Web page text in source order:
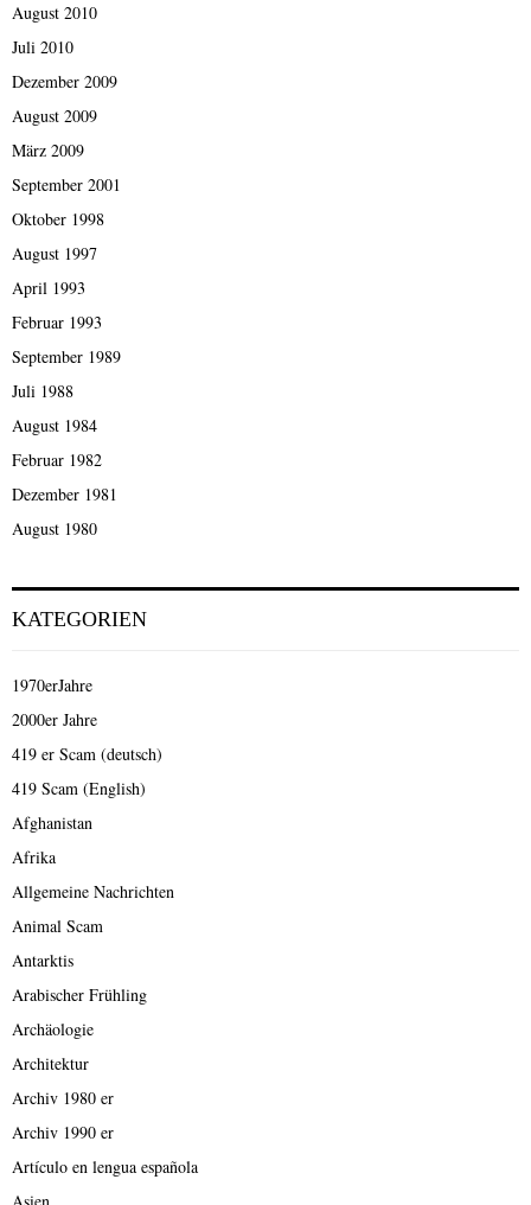
August 2010
Juli 2010
Dezember 2009
August 2009
März 2009
September 2001
Oktober 1998
August 1997
April 1993
Februar 1993
September 1989
Juli 1988
August 1984
Februar 1982
Dezember 1981
August 1980
KATEGORIEN
1970erJahre
2000er Jahre
419 er Scam (deutsch)
419 Scam (English)
Afghanistan
Afrika
Allgemeine Nachrichten
Animal Scam
Antarktis
Arabischer Frühling
Archäologie
Architektur
Archiv 1980 er
Archiv 1990 er
Artículo en lengua española